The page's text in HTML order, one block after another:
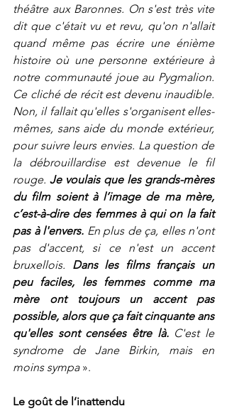
théâtre aux Baronnes. On s'est très vite
dit que c'était vu et revu, qu'on n'allait
quand même pas écrire une énième
histoire où une personne extérieure à
notre communauté joue au Pygmalion.
Ce cliché de récit est devenu inaudible.
Non, il fallait qu'elles s'organisent elles-
mêmes, sans aide du monde extérieur,
pour suivre leurs envies. La question de
la débrouillardise est devenue le fil
rouge. Je voulais que les grands-mères
du film soient à l’image de ma mère,
c’est-à-dire des femmes à qui on la fait
pas à l'envers. En plus de ça, elles n'ont
pas d'accent, si ce n'est un accent
bruxellois. Dans les films français un
peu faciles, les femmes comme ma
mère ont toujours un accent pas
possible, alors que ça fait cinquante ans
qu'elles sont censées être là. C'est le
syndrome de Jane Birkin, mais en
moins sympa ».
Le goût de l’inattendu